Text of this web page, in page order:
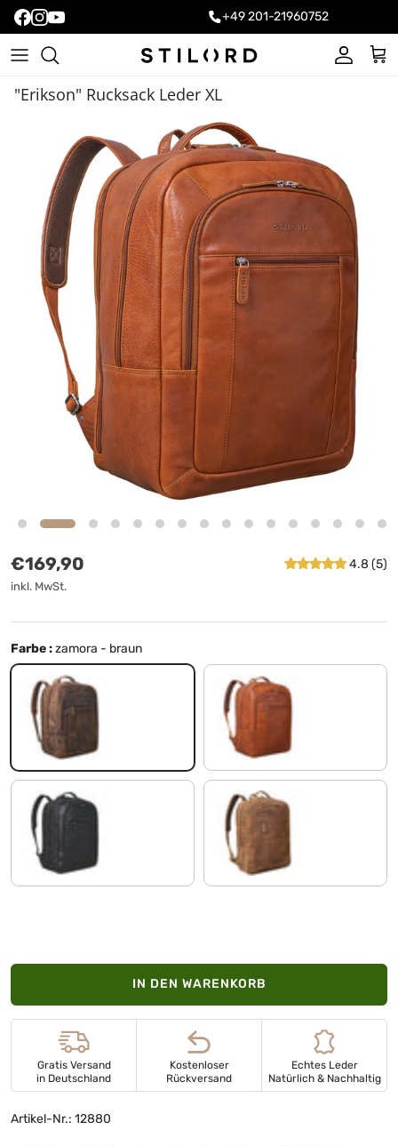
+49 201-21960752
Konto
"Erikson" Rucksack Leder XL
Normaler Preis
€169,90
inkl. MwSt.
4.8 (5)
Farbe :zamora - braun
zamora - braun maraska - braun
schwarz tan - dunkelbraun
IN DEN WARENKORB
Gratis Versand
in Deutschland
Kostenloser
Rückversand
Echtes Leder
Natürlich & Nachhaltig
Artikel-Nr.: 12880